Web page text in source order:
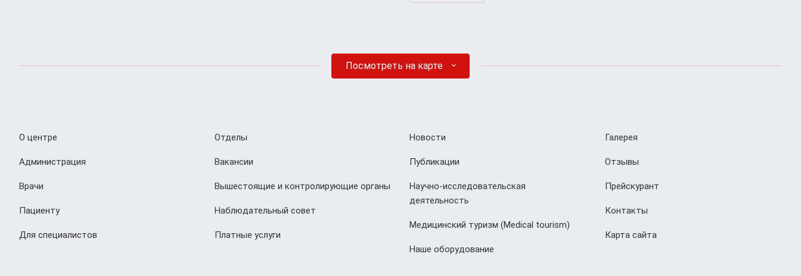
Посмотреть на карте
О центре
Администрация
Врачи
Пациенту
Для специалистов
Отделы
Вакансии
Вышестоящие и контролирующие органы
Наблюдательный совет
Платные услуги
Новости
Публикации
Научно-исследовательская
деятельность
Медицинский туризм (Мedical tourism)
Наше оборудование
Галерея
Отзывы
Прейскурант
Контакты
Карта сайта